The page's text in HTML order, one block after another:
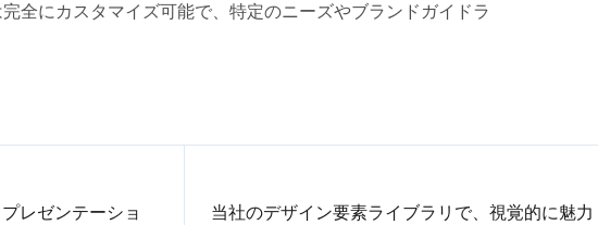
全にカスタマイズ可能で、特定のニーズやブランドガイドラ
レゼンテーショ
当社のデザイン要素ライブラリで、視覚的に魅力